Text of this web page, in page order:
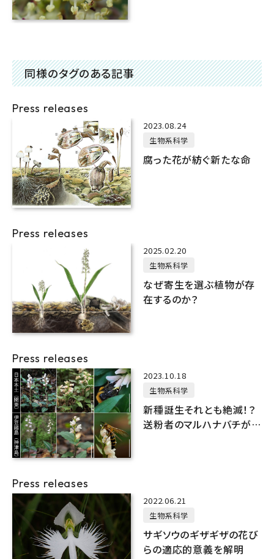
同様のタグのある記事
Press releases
2023.08.24
生物系科学
腐った花が紡ぐ新たな命
Press releases
2025.02.20
生物系科学
なぜ寄生を選ぶ植物が存
在するのか？
Press releases
2023.10.18
生物系科学
新種誕生それとも絶滅！？
送粉者のマルハナバチがい
Press releases
2022.06.21
生物系科学
サギソウのギザギザの花び
らの適応的意義を解明